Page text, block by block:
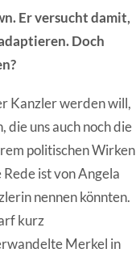
Er versucht damit,
Doch
Kanzler werden will,
die uns auch noch die
politischen Wirken
ist von Angela
nennen könnten.
kurz
Merkel in